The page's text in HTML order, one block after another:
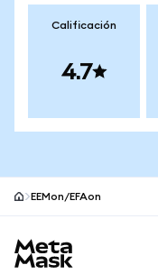
Calificación
4.7
EEMon/EFAon